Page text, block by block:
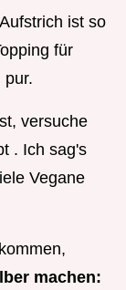
ist so
für
pur.
versuche
. Ich sag's
Vegane
machen: